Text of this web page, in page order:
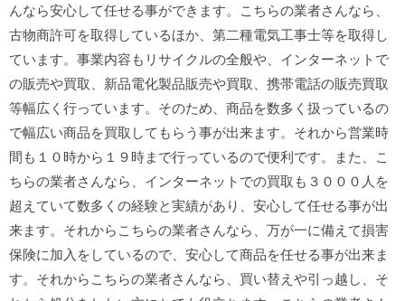
んなら安心して任せる事ができます。こちらの業者さんなら、
古物商許可を取得しているほか、第二種電気工事士等を取得し
ています。事業内容もリサイクルの全般や、インターネットで
の販売や買取、新品電化製品販売や買取、携帯電話の販売買取
等幅広く行っています。そのため、商品を数多く扱っているの
で幅広い商品を買取してもらう事が出来ます。それから営業時
間も１０時から１９時まで行っているので便利です。また、こ
ちらの業者さんなら、インターネットでの買取も３０００人を
超えていて数多くの経験と実績があり、安心して任せる事が出
来ます。それからこちらの業者さんなら、万が一に備えて損害
保険に加入をしているので、安心して商品を任せる事が出来ま
す。それからこちらの業者さんなら、買い替えや引っ越し、そ